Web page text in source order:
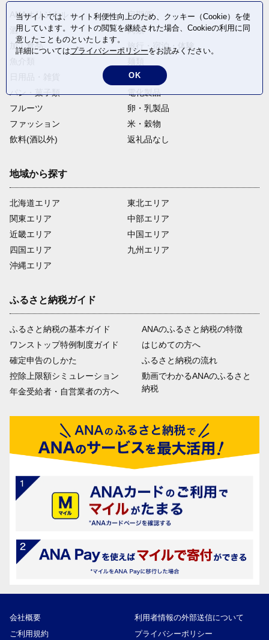
ANAオリジナル
定期便
酒
肉類
加工食品
旅行・宿泊・体験
野菜
パン・菓子類
電化製品
フルーツ
卵・乳製品
ファッション
米・穀物
飲料(酒以外)
返礼品なし
地域から探す
北海道エリア
関東エリア
近畿エリア
四国エリア
沖縄エリア
東北エリア
中部エリア
中国エリア
九州エリア
ふるさと納税ガイド
ふるさと納税の基本ガイド
ワンストップ特例制度ガイド
確定申告のしかた
控除上限額シミュレーション
年金受給者・自営業者の方へ
ANAのふるさと納税の特徴
はじめての方へ
ふるさと納税の流れ
動画でわかるANAのふるさと
納税
会社概要
利用者情報の外部送信について
ご利用規約
プライバシーポリシー
当サイトでは、サイト利便性向上のため、クッキー（Cookie）を使
用しています。サイトの閲覧を継続された場合、Cookieの利用に同
意したことものといたします。
詳細についてはプライバシーポリシーをお読みください。
OK